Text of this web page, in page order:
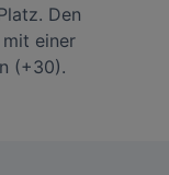
Den
mit einer
(+30).